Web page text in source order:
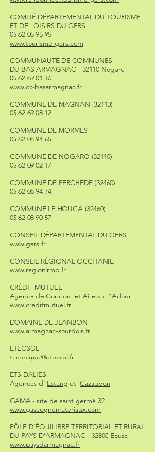
COMITÉ DÉPARTEMENTAL DU TOURISME
ET DE LOISIRS DU GERS
05 62 05 95 95
www.tourisme-gers.com
COMMUNAUTÉ DE COMMUNES
DU BAS ARMAGNAC - 32110 Nogaro
05 62 69 01 16
www.cc-basarmagnac.fr
COMMUNE DE MAGNAN (32110)
05 62 69 08 12
COMMUNE DE MORMES
05 62 08 94 65
COMMUNE DE NOGARO (32110)
05 62 09 02 17
COMMUNE DE PERCHÈDE (32460)
05 62 08 94 74
COMMUNE LE HOUGA (32460)
05 62 08 90 57
CONSEIL DÉPARTEMENTAL DU GERS
www.gers.fr
CONSEIL RÉGIONAL OCCITANIE
www.regionlrmp.fr
CRÉDIT MUTUEL
Agence de Condom et Aire sur l’Adour
www.creditmutuel.fr
DOMAINE DE JEANBON
www.armagnac-sourdois.fr
ETECSOL
technique@etecsol.fr
ETS DALIES
Agences d' Estang et Cazaubon
GAMA - site de saint germé 32
www.gascognemateriaux.com
PÔLE D’ÉQUILIBRE TERRITORIAL ET RURAL
DU PAYS D’ARMAGNAC - 32800 Eauze
www.paysdarmagnac.fr